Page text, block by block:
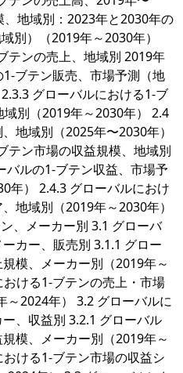
地域別：2023年と2030年の
別）（2019年～2030年）
テンの売上、地域別 2019年
ブテン販売、市場予測（地
グローバルにおける1-ブ
別（2019年～2030年） 2.4
地域別（2025年〜2030年）
テン市場の収益規模、地域別
バルの1-ブテン収益、市場予
年） 2.4.3 グローバルにおけ
地域別（2019年～2030年）
、メーカー別 3.1 グローバ
カー、販売別 3.1.1 グロー
模、メーカー別（2019年～
ける1-ブテンの売上・市場
～2024年） 3.2 グローバルに
、収益別 3.2.1 グローバル
模、メーカー別（2019年～
ける1-ブテン市場の収益シ